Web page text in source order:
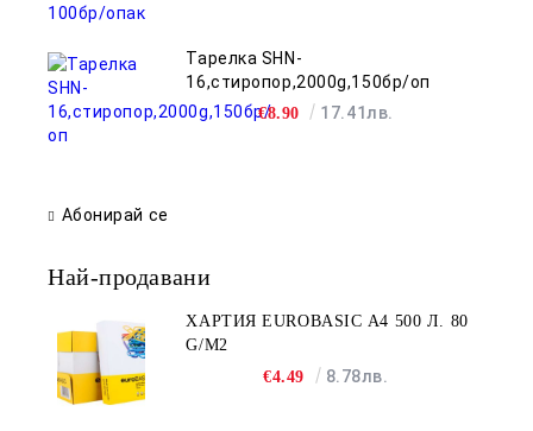
Тарелка SHN-
16,стиропор,2000g,150бр/оп
€8.90 17.41лв.
Абонирай се
Най-продавани
ХАРТИЯ EUROBASIC А4 500 Л. 80
G/M2
€4.49
8.78лв.